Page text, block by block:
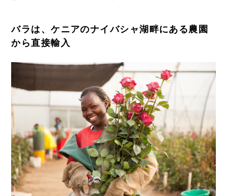
バラは、ケニアのナイバシャ湖畔にある農園
から直接輸入